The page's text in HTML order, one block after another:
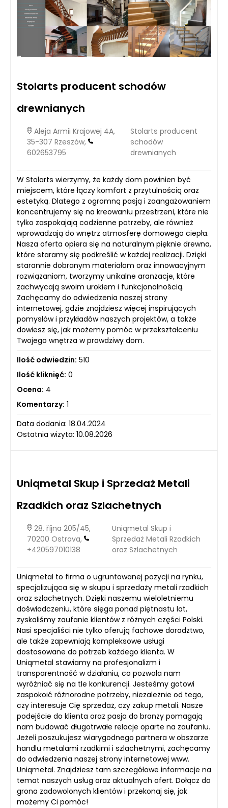
Stolarts producent schodów
drewnianych
Aleja Armii Krajowej 4A,
35-307 Rzeszów,
602653795
Stolarts producent
schodów
drewnianych
W Stolarts wierzymy, że każdy dom powinien być
miejscem, które łączy komfort z przytulnością oraz
estetyką. Dlatego z ogromną pasją i zaangażowaniem
koncentrujemy się na kreowaniu przestrzeni, które nie
tylko zaspokajają codzienne potrzeby, ale również
wprowadzają do wnętrz atmosferę domowego ciepła.
Nasza oferta opiera się na naturalnym pięknie drewna,
które staramy się podkreślić w każdej realizacji. Dzięki
starannie dobranym materiałom oraz innowacyjnym
rozwiązaniom, tworzymy unikalne aranżacje, które
zachwycają swoim urokiem i funkcjonalnością.
Zachęcamy do odwiedzenia naszej strony
internetowej, gdzie znajdziesz więcej inspirujących
pomysłów i przykładów naszych projektów, a także
dowiesz się, jak możemy pomóc w przekształceniu
Twojego wnętrza w prawdziwy dom.
Ilość odwiedzin: 510
Ilość kliknięć: 0
Ocena: 4
Komentarzy: 1
Data dodania: 18.04.2024
Ostatnia wizyta: 10.08.2026
Uniqmetal Skup i Sprzedaż Metali
Rzadkich oraz Szlachetnych
28. října 205/45,
70200 Ostrava,
+420597010138
Uniqmetal Skup i
Sprzedaż Metali Rzadkich
oraz Szlachetnych
Uniqmetal to firma o ugruntowanej pozycji na rynku,
specjalizująca się w skupu i sprzedaży metali rzadkich
oraz szlachetnych. Dzięki naszemu wieloletniemu
doświadczeniu, które sięga ponad piętnastu lat,
zyskaliśmy zaufanie klientów z różnych części Polski.
Nasi specjaliści nie tylko oferują fachowe doradztwo,
ale także zapewniają kompleksowe usługi
dostosowane do potrzeb każdego klienta. W
Uniqmetal stawiamy na profesjonalizm i
transparentność w działaniu, co pozwala nam
wyróżniać się na tle konkurencji. Jesteśmy gotowi
zaspokoić różnorodne potrzeby, niezależnie od tego,
czy interesuje Cię sprzedaż, czy zakup metali. Nasze
podejście do klienta oraz pasja do branży pomagają
nam budować długotrwałe relacje oparte na zaufaniu.
Jeżeli poszukujesz wiarygodnego partnera w obszarze
handlu metalami rzadkimi i szlachetnymi, zachęcamy
do odwiedzenia naszej strony internetowej www.
Uniqmetal. Znajdziesz tam szczegółowe informacje na
temat naszych usług oraz aktualnych ofert. Dołącz do
grona zadowolonych klientów i przekonaj się, jak
możemy Ci pomóc!